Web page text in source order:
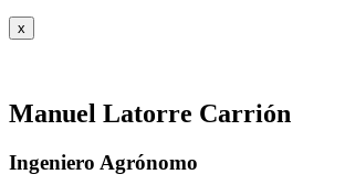
x
Manuel Latorre Carrión
Ingeniero Agrónomo